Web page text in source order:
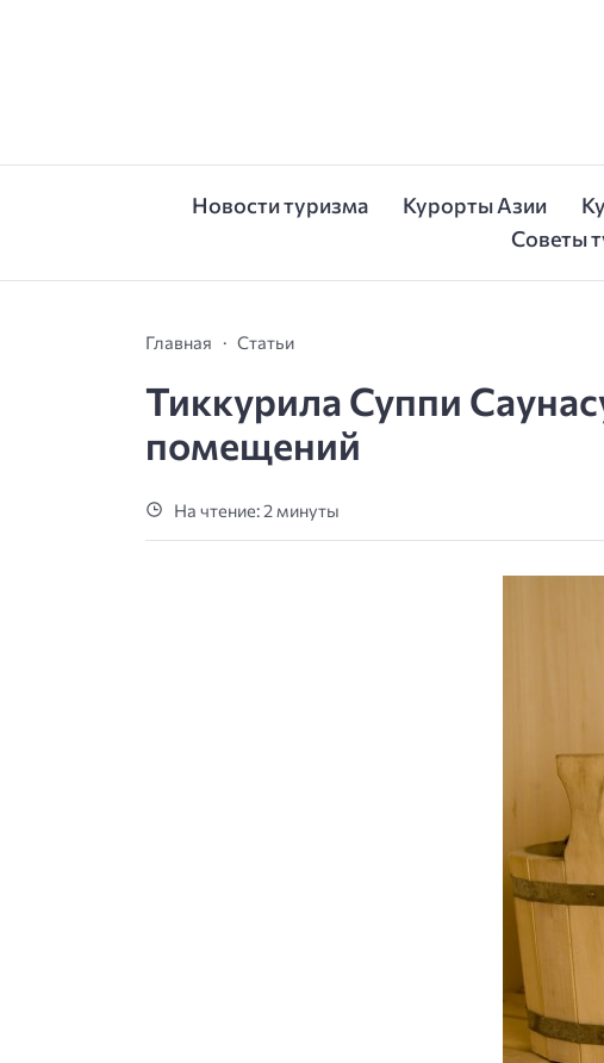
Новости туризма Курорты Азии
Советы
Главная Статьи
Тиккурила Суппи
помещений
На чтение: 2 минуты